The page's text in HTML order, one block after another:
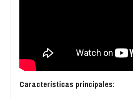
Características principales: